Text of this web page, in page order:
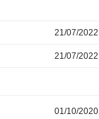
21/07/2022
21/07/2022
01/10/2020